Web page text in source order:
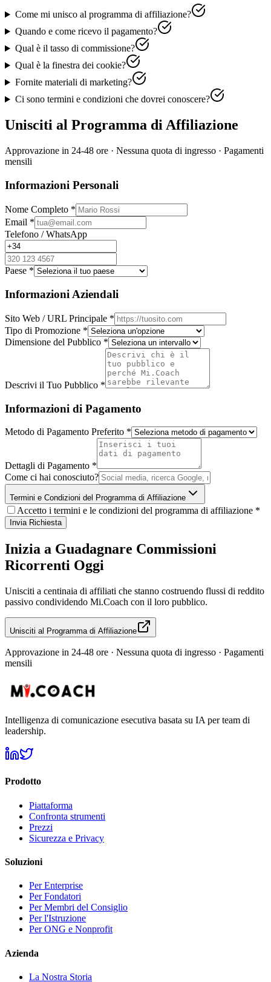
Come mi unisco al programma di affiliazione?
Quando e come ricevo il pagamento?
Qual è il tasso di commissione?
Qual è la finestra dei cookie?
Fornite materiali di marketing?
Ci sono termini e condizioni che dovrei conoscere?
Unisciti al Programma di Affiliazione
Approvazione in 24-48 ore · Nessuna quota di ingresso · Pagamenti
mensili
Informazioni Personali
Nome Completo *
Email *
Telefono / WhatsApp
Paese *
Informazioni Aziendali
Sito Web / URL Principale *
Tipo di Promozione *
Dimensione del Pubblico *
Descrivi il Tuo Pubblico *
Informazioni di Pagamento
Metodo di Pagamento Preferito *
Dettagli di Pagamento *
Come ci hai conosciuto?
Termini e Condizioni del Programma di Affiliazione
Accetto i termini e le condizioni del programma di affiliazione *
Invia Richiesta
Inizia a Guadagnare Commissioni
Ricorrenti Oggi
Unisciti a centinaia di affiliati che stanno costruendo flussi di reddito
passivo condividendo Mi.Coach con il loro pubblico.
Unisciti al Programma di Affiliazione
Approvazione in 24-48 ore · Nessuna quota di ingresso · Pagamenti
mensili
Intelligenza di comunicazione esecutiva basata su IA per team di
leadership.
Prodotto
Piattaforma
Confronta strumenti
Prezzi
Sicurezza e Privacy
Soluzioni
Per Enterprise
Per Fondatori
Per Membri del Consiglio
Per l'Istruzione
Per ONG e Nonprofit
Azienda
La Nostra Storia